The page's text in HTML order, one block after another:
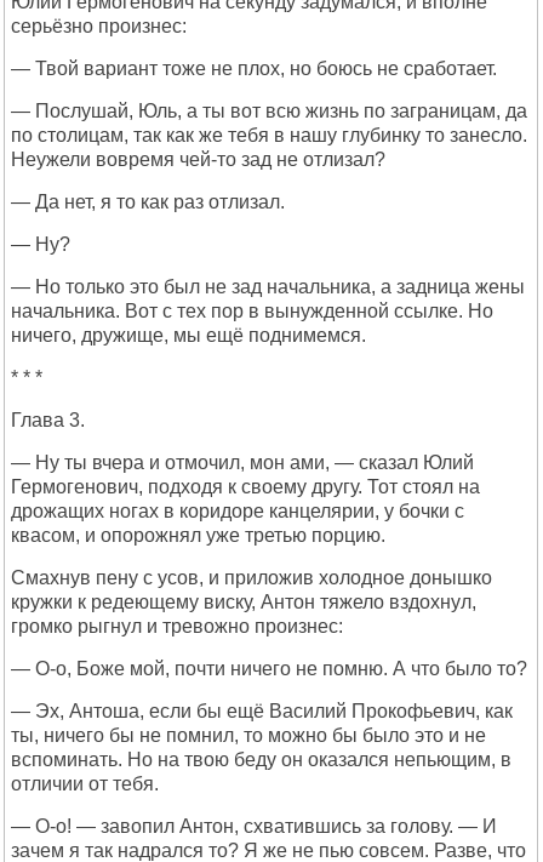
серьёзно произнес:
— Твой вариант тоже не плох, но боюсь не сработает.
— Послушай, Юль, а ты вот всю жизнь по заграницам, да
по столицам, так как же тебя в нашу глубинку то занесло.
Неужели вовремя чей-то зад не отлизал?
— Да нет, я то как раз отлизал.
— Ну?
— Но только это был не зад начальника, а задница жены
начальника. Вот с тех пор в вынужденной ссылке. Но
ничего, дружище, мы ещё поднимемся.
* * *
Глава 3.
— Ну ты вчера и отмочил, мон ами, — сказал Юлий
Гермогенович, подходя к своему другу. Тот стоял на
дрожащих ногах в коридоре канцелярии, у бочки с
квасом, и опорожнял уже третью порцию.
Смахнув пену с усов, и приложив холодное донышко
кружки к редеющему виску, Антон тяжело вздохнул,
громко рыгнул и тревожно произнес:
— О-о, Боже мой, почти ничего не помню. А что было то?
— Эх, Антоша, если бы ещё Василий Прокофьевич, как
ты, ничего бы не помнил, то можно бы было это и не
вспоминать. Но на твою беду он оказался непьющим, в
отличии от тебя.
— О-о! — завопил Антон, схватившись за голову. — И
зачем я так надрался то? Я же не пью совсем. Разве, что